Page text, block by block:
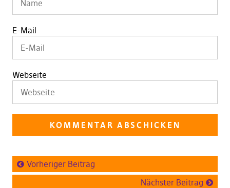
E-Mail
Webseite
Vorheriger Beitrag
Nächster Beitrag